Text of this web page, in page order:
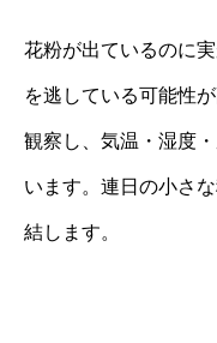
花粉が出ているのに
を逃している可能性
観察し、気温・湿度
います。連日の小さ
結します。